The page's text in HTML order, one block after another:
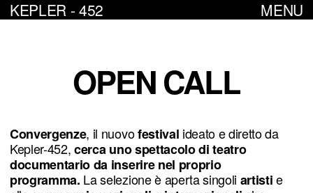
KEPLER - 452 MENU
OPEN CALL
Convergenze, il nuovofestival ideato e diretto da
Kepler-452,cerca uno spettacolo di teatro
documentario da inserire nel proprio
programma. La selezione è aperta singoli artistie